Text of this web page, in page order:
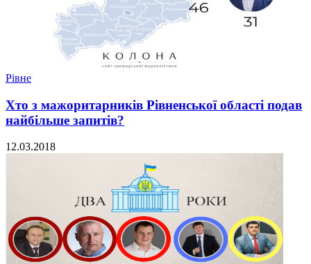
Рівне
Хто з мажоритарників Рівненської області подав
найбільше запитів?
12.03.2018